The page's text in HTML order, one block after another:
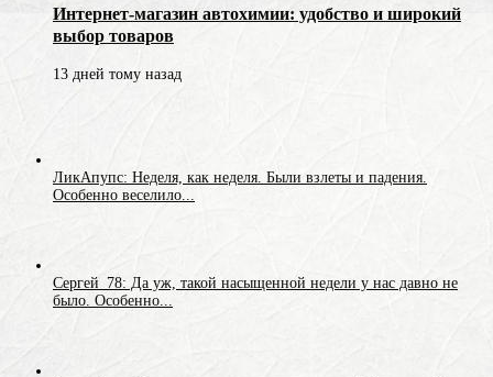
Интернет-магазин автохимии: удобство и широкий
выбор товаров
13 дней тому назад
ЛикАпупс: Неделя, как неделя. Были взлеты и падения.
Особенно веселило...
Сергей_78: Да уж, такой насыщенной недели у нас давно не
было. Особенно...